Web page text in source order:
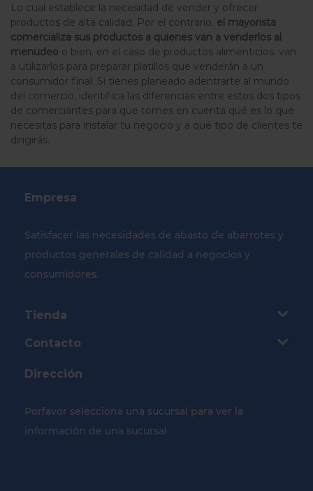
Lo cual establece la necesidad de vender y ofrecer
productos de alta calidad. Por el contrario, el mayorista
comercializa sus productos a quienes van a venderlos al
menudeo o bien, en el caso de productos alimenticios, van
a utilizarlos para preparar platillos que venderán a un
consumidor final. Si tienes planeado adentrarte al mundo
del comercio, identifica las diferencias entre estos dos tipos
de comerciantes para que tomes en cuenta qué es lo que
necesitas para instalar tu negocio y a qué tipo de clientes te
dirigirás.
Empresa
Satisfacer las necesidades de abasto de abarrotes y
productos generales de calidad a negocios y
consumidores.
Tienda
Contacto
Dirección
Porfavor selecciona una sucursal para ver la
información de una sucursal